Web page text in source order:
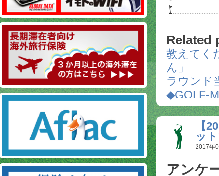
Related
教えてく
ん」
ラウンド
◆GOLF-
【
ッ
2017年
アンケ